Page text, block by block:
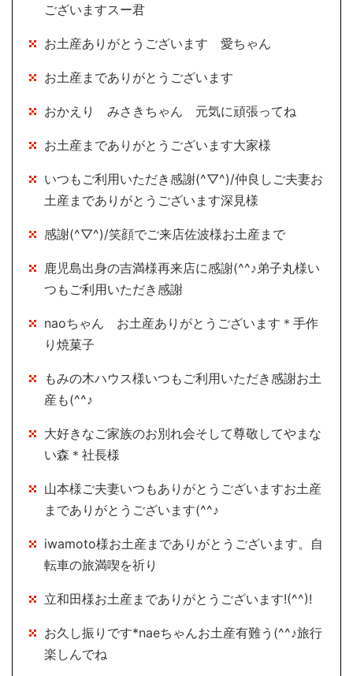
ございますスー君
お土産ありがとうございます 愛ちゃん
お土産までありがとうございます
おかえり みさきちゃん 元気に頑張ってね
お土産までありがとうございます大家様
いつもご利用いただき感謝(^▽^)/仲良しご夫妻お
土産までありがとうございます深見様
感謝(^▽^)/笑顔でご来店佐波様お土産まで
鹿児島出身の吉満様再来店に感謝(^^♪弟子丸様い
つもご利用いただき感謝
naoちゃん お土産ありがとうございます＊手作
り焼菓子
もみの木ハウス様いつもご利用いただき感謝お土
産も(^^♪
大好きなご家族のお別れ会そして尊敬してやまな
い森＊社長様
山本様ご夫妻いつもありがとうございますお土産
までありがとうございます(^^♪
iwamoto様お土産までありがとうございます。自
転車の旅満喫を祈り
立和田様お土産までありがとうございます!(^^)!
お久し振りです*naeちゃんお土産有難う(^^♪旅行
楽しんでね